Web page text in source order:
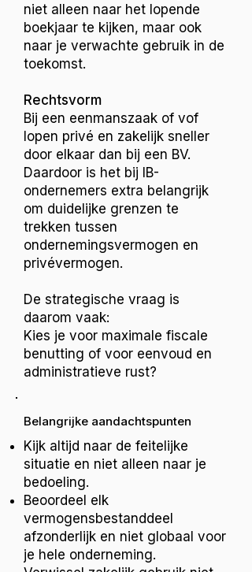
niet alleen naar het lopende
boekjaar te kijken, maar ook
naar je verwachte gebruik in de
toekomst.
Rechtsvorm
Bij een eenmanszaak of vof
lopen privé en zakelijk sneller
door elkaar dan bij een BV.
Daardoor is het bij IB-
ondernemers extra belangrijk
om duidelijke grenzen te
trekken tussen
ondernemingsvermogen en
privévermogen.
De strategische vraag is
daarom vaak:
Kies je voor maximale fiscale
benutting of voor eenvoud en
administratieve rust?
Belangrijke aandachtspunten
Kijk altijd naar de feitelijke
situatie en niet alleen naar je
bedoeling.
Beoordeel elk
vermogensbestanddeel
afzonderlijk en niet globaal voor
je hele onderneming.